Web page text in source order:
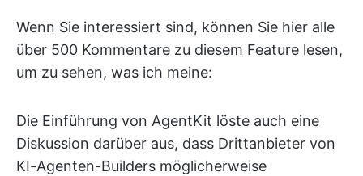
Wenn Sie interessiert sind, können Sie hier alle
über 500 Kommentare zu diesem Feature lesen,
um zu sehen, was ich meine:
Die Einführung von AgentKit löste auch eine
Diskussion darüber aus, dass Drittanbieter von
KI-Agenten-Builders möglicherweise